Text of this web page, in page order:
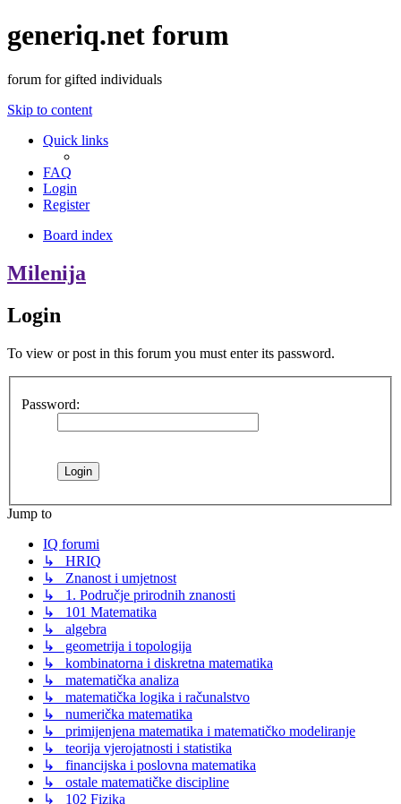
generiq.net forum
forum for gifted individuals
Skip to content
Quick links
FAQ
Login
Register
Board index
Milenija
Login
To view or post in this forum you must enter its password.
Password:
Jump to
IQ forumi
↳ HRIQ
↳ Znanost i umjetnost
↳ 1. Područje prirodnih znanosti
↳ 101 Matematika
↳ algebra
↳ geometrija i topologija
↳ kombinatorna i diskretna matematika
↳ matematička analiza
↳ matematička logika i računalstvo
↳ numerička matematika
↳ primijenjena matematika i matematičko modeliranje
↳ teorija vjerojatnosti i statistika
↳ financijska i poslovna matematika
↳ ostale matematičke discipline
↳ 102 Fizika